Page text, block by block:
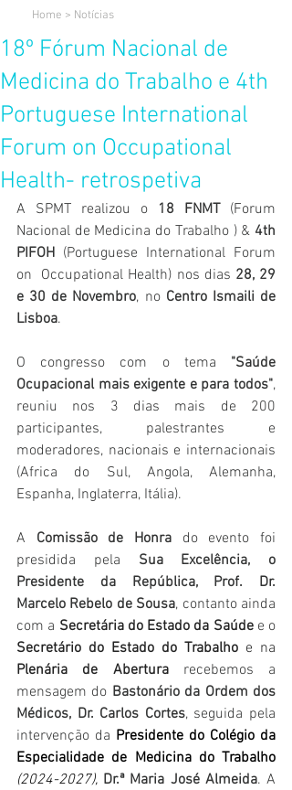
Home > Notícias
18º Fórum Nacional de
Medicina do Trabalho e 4th
Portuguese International
Forum on Occupational
Health- retrospetiva
A SPMT realizou o 18 FNMT (Forum
Nacional de Medicina do Trabalho ) & 4th
PIFOH (Portuguese International Forum
on  Occupational Health) nos dias 28, 29
e 30 de Novembro, no Centro Ismaili de
Lisboa.
O congresso com o tema "Saúde
Ocupacional mais exigente e para todos",
reuniu nos 3 dias mais de 200
participantes, palestrantes e
moderadores, nacionais e internacionais
(Africa do Sul, Angola, Alemanha,
Espanha, Inglaterra, Itália).
A Comissão de Honra do evento foi
presidida pela Sua Excelência, o
Presidente da República, Prof. Dr.
Marcelo Rebelo de Sousa, contanto ainda
com a Secretária do Estado da Saúde
Secretário do Estado do Trabalho e na
Plenária de Abertura recebemos a
mensagem do Bastonário da Ordem dos
Médicos, Dr. Carlos Cortes, seguida pela
intervenção da Presidente do Colégio da
Especialidade de Medicina do Trabalho
(2024-2027), Dr.ª Maria José Almeida. A